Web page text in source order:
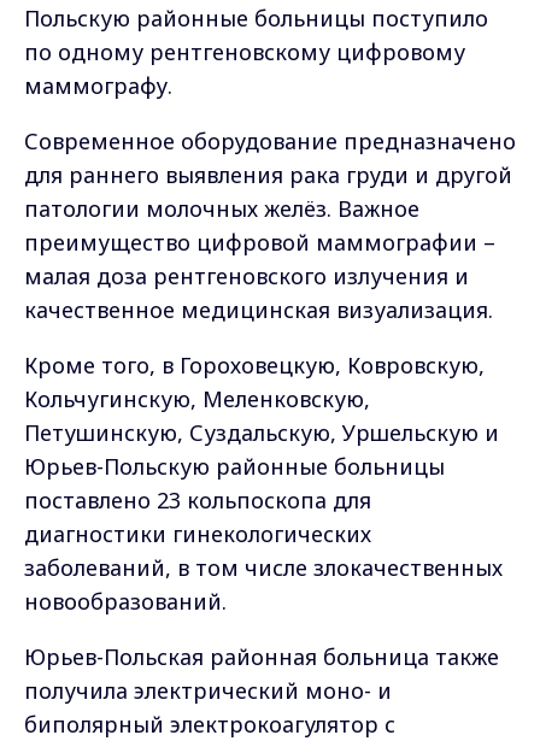
Польскую районные больницы поступило
по одному рентгеновскому цифровому
маммографу.
Современное оборудование предназначено
для раннего выявления рака груди и другой
патологии молочных желёз. Важное
преимущество цифровой маммографии –
малая доза рентгеновского излучения и
качественное медицинская визуализация.
Кроме того, в Гороховецкую, Ковровскую,
Кольчугинскую, Меленковскую,
Петушинскую, Суздальскую, Уршельскую и
Юрьев-Польскую районные больницы
поставлено 23 кольпоскопа для
диагностики гинекологических
заболеваний, в том числе злокачественных
новообразований.
Юрьев-Польская районная больница также
получила электрический моно- и
биполярный электрокоагулятор с